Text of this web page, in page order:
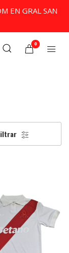
EN GRAL SAN
0